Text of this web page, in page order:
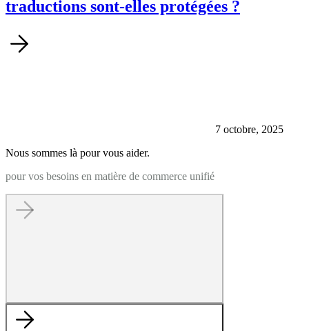
traductions sont-elles protégées ?
7 octobre, 2025
Nous sommes là pour vous aider.
pour vos besoins en matière de commerce unifié